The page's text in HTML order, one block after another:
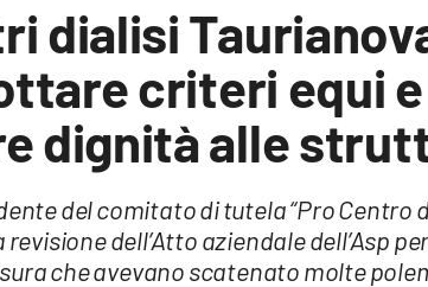
dialisi
criteri equi
dignità alle
del comitato di tutela “Pro Centro
revisione dell’Atto aziendale dell’Asp
che avevano scatenato molte